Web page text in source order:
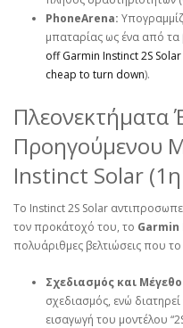
PhoneArena:
μπαταρίας ως ένα από τα
off Garmin Instinct 2S
cheap to turn down).
Πλεονεκτήματα
Προηγούμενου
Instinct Solar (1η
Το Instinct 2S Solar
τον προκάτοχό του, το Garmin
πολυάριθμες βελτιώσεις που
Σχεδιασμός και
σχεδιασμός, ενώ
εισαγωγή του μοντέλου